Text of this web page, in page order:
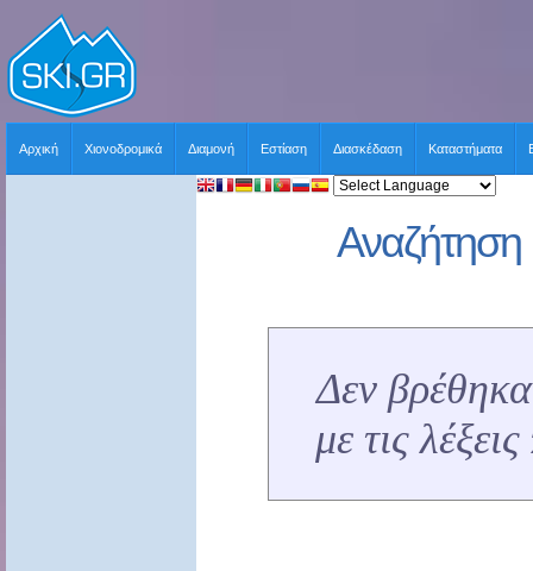
Αρχική Χιονοδρομικά Διαμονή Εστίαση Διασκέδαση Καταστήματα
Αναζήτηση
Δεν
με τις